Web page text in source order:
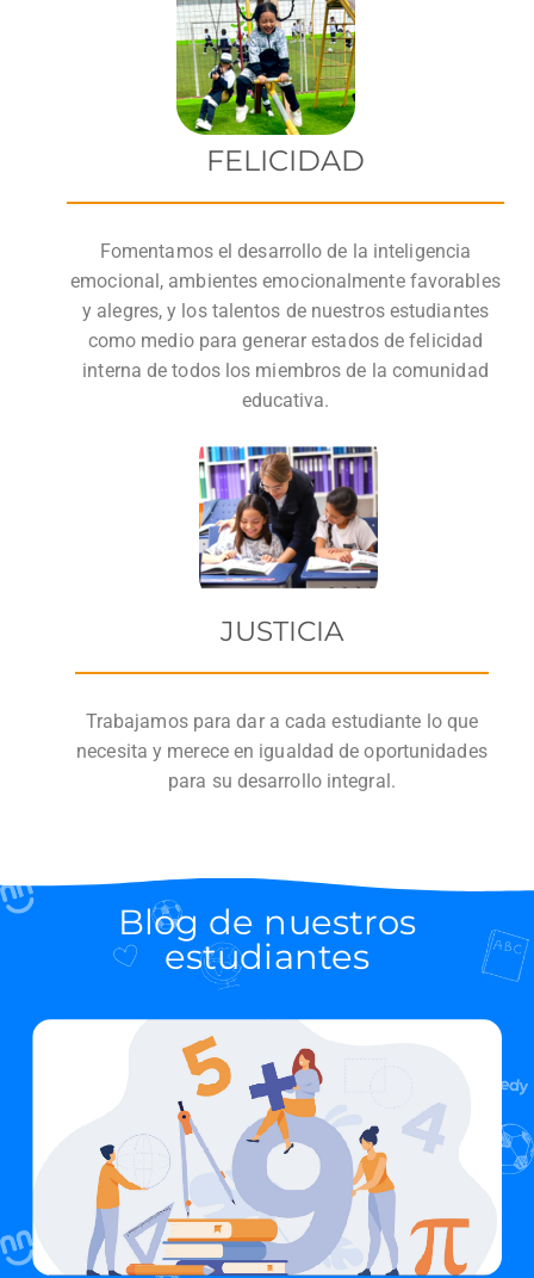
FELICIDAD
Fomentamos el desarrollo de la inteligencia
emocional, ambientes emocionalmente favorables
y alegres, y los talentos de nuestros estudiantes
como medio para generar estados de felicidad
interna de todos los miembros de la comunidad
educativa.
JUSTICIA
Trabajamos para dar a cada estudiante lo que
necesita y merece en igualdad de oportunidades
para su desarrollo integral.
Blog de nuestros
estudiantes